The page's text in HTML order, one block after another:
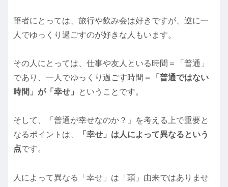
筆者にとっては、旅行や飲み会は好きですが、逆に一
人でゆっくり過ごすのが好きな人もいます。
その人にとっては、仕事や友人といる時間＝「普通」
であり、一人でゆっくり過ごす時間＝
「普通ではない
時間」が「幸せ」
ということです。
そして、「普通が幸せなのか？」を考える上で重要と
なるポイントは、
「幸せ」 は人によって異なるという
点です。
人によって異なる「幸せ」は「頭」由来ではありませ